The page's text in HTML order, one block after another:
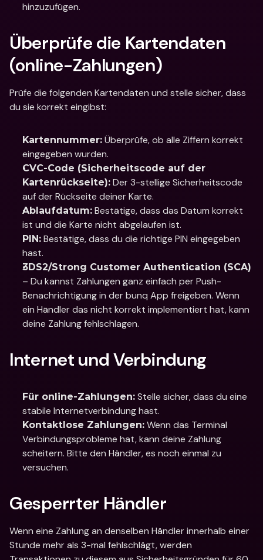
hinzuzufügen.
Überprüfe die Kartendaten
(online-Zahlungen)
Prüfe die folgenden Kartendaten und stelle sicher, dass
du sie korrekt eingibst:
Kartennummer: Überprüfe, ob alle Ziffern korrekt
eingegeben wurden.
CVC-Code (Sicherheitscode auf der
Kartenrückseite): Der 3-stellige Sicherheitscode
auf der Rückseite deiner Karte.
Ablaufdatum: Bestätige, dass das Datum korrekt
ist und die Karte nicht abgelaufen ist.
PIN: Bestätige, dass du die richtige PIN eingegeben
hast.
3DS2/Strong Customer Authentication (SCA)
– Du kannst Zahlungen ganz einfach per Push-
Benachrichtigung in der bunq App freigeben. Wenn
ein Händler das nicht korrekt implementiert hat, kann
deine Zahlung fehlschlagen.
Internet und Verbindung
Für online-Zahlungen: Stelle sicher, dass du eine
stabile Internetverbindung hast.
Kontaktlose Zahlungen: Wenn das Terminal
Verbindungsprobleme hat, kann deine Zahlung
scheitern. Bitte den Händler, es noch einmal zu
versuchen.
Gesperrter Händler
Wenn eine Zahlung an denselben Händler innerhalb einer
Stunde mehr als 3-mal fehlschlägt, werden